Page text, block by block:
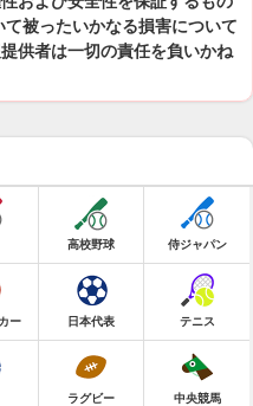
被ったいかなる損害について
供者は一切の責任を負いかね
高校野球 侍ジャパン
ー 日本代表 テニス
ラグビー 中央競馬